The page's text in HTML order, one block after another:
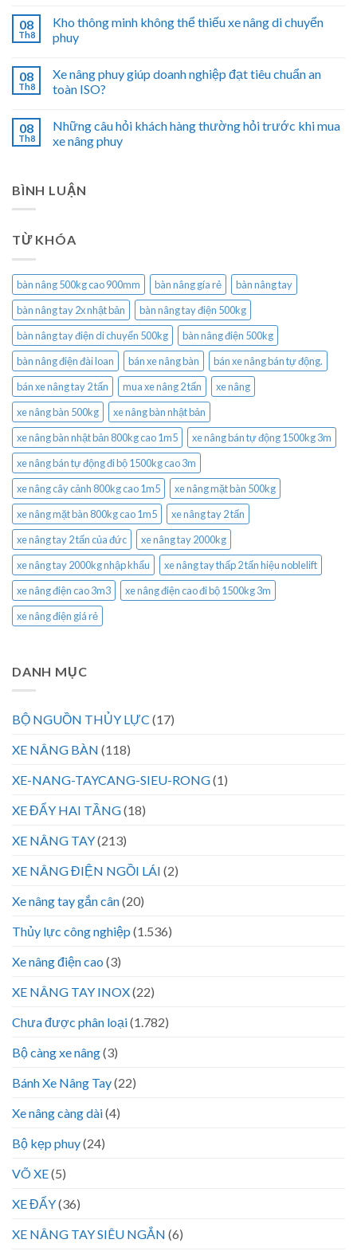
08
Th8
Kho thông minh không thể thiếu xe nâng di chuyển
phuy
08
Th8
Xe nâng phuy giúp doanh nghiệp đạt tiêu chuẩn an
toàn ISO?
08
Th8
Những câu hỏi khách hàng thường hỏi trước khi mua
xe nâng phuy
BÌNH LUẬN
TỪ KHÓA
bàn nâng 500kg cao 900mm bàn nâng gía rẻ
bàn nâng tay
bàn nâng tay 2x nhật bản
bàn nâng tay điện 500kg
bàn nâng tay điện di chuyển 500kg
bàn nâng điện 500kg
bàn nâng điện đài loan
bán xe nâng bàn
bán xe nâng bán tự động.
bán xe nâng tay 2 tấn
mua xe nâng 2 tấn
xe nâng
xe nâng bàn 500kg
xe nâng bàn nhật bản
xe nâng bàn nhật bản 800kg cao 1m5
xe nâng bán tự động 1500kg 3m
xe nâng bán tự động đi bộ 1500kg cao 3m
xe nâng cây cảnh 800kg cao 1m5
xe nâng mặt bàn 500kg
xe nâng mặt bàn 800kg cao 1m5
xe nâng tay 2 tấn
xe nâng tay 2 tấn của đức
xe nâng tay 2000kg
xe nâng tay 2000kg nhập khẩu
xe nâng tay thấp 2 tấn hiệu noblelift
xe nâng điện cao 3m3
xe nâng điện cao đi bộ 1500kg 3m
xe nâng điện giá rẻ
DANH MỤC
BỘ NGUỒN THỦY LỰC (17)
XE NÂNG BÀN (118)
XE-NANG-TAYCANG-SIEU-RONG(1)
XE ĐẨY HAI TẦNG(18)
XE NÂNG TAY(213)
XE NÂNG ĐIỆN NGỒI LÁI (2)
Xe nâng tay gắn cân(20)
Thủy lực công nghiệp (1.536)
Xe nâng điện cao (3)
XE NÂNG TAY INOX(22)
Chưa được phân loại(1.782)
Bộ càng xe nâng(3)
Bánh Xe Nâng Tay(22)
Xe nâng càng dài(4)
Bộ kẹp phuy(24)
VÕ XE(5)
XE ĐẨY(36)
XE NÂNG TAY SIÊU NGẮN (6)